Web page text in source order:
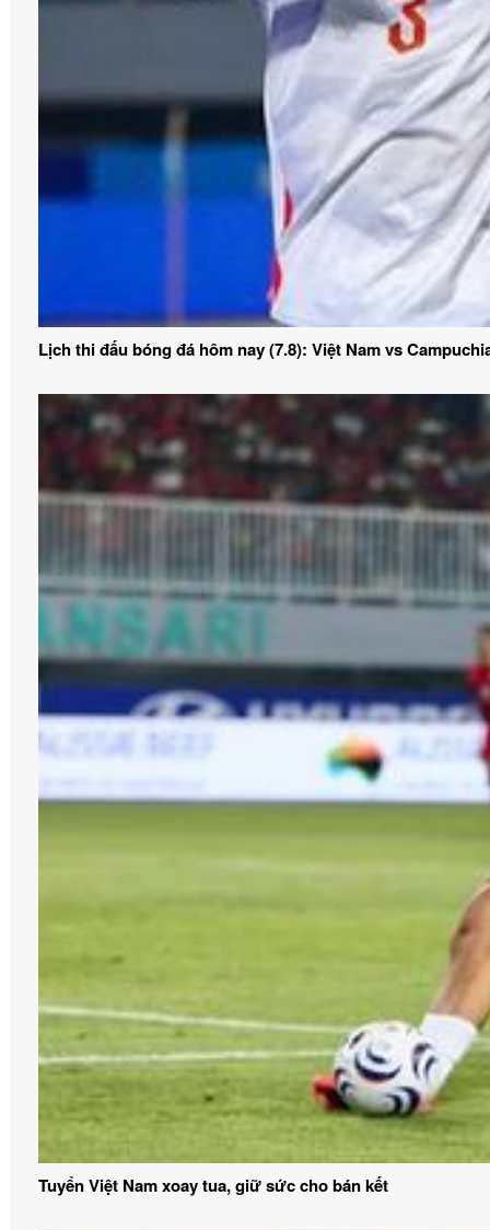
Lịch thi đấu bóng đá hôm nay (7.8): Việt Nam vs
Tuyển Việt Nam xoay tua, giữ sức cho bán kết